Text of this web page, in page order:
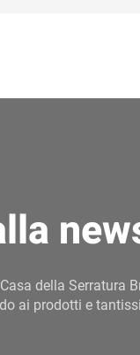
della Serratura
ai prodotti e